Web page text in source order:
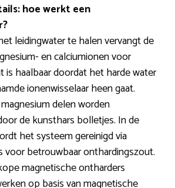
hoe werkt een
leidingwater te halen vervangt de
en calciumionen voor
is haalbaar doordat het harde water
ionenwisselaar heen gaat.
delen worden
de kunsthars bolletjes. In de
het systeem gereinigd via
voor betrouwbaar onthardingszout.
magnetische ontharders
op basis van magnetische